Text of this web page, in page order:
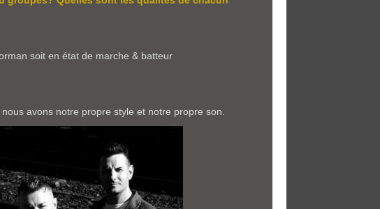
soit en état de marche & batteur
avons notre propre style et notre propre son.